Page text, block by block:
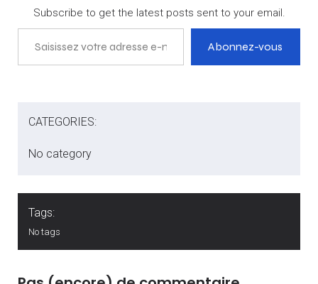
Subscribe to get the latest posts sent to your email.
Saisissez votre adresse e-mail…
Abonnez-vous
CATEGORIES:
No category
Tags:
No tags